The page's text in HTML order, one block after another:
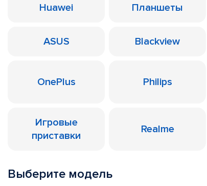
Huawei Планшеты
ASUS Blackview
OnePlus Philips
Игровые
приставки
Realme
Выберите модель